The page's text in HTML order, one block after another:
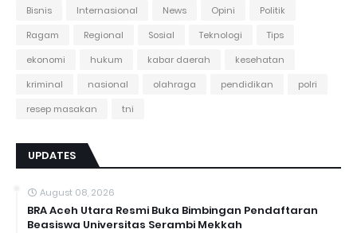
Bisnis Internasional News Opini
Politik
Ragam
Regional Sosial Teknologi
Tips
ekonomi
hukum kabar daerah
kesehatan
kriminal
nasional olahraga pendidikan
polri
resep masakan
tni
UPDATES
August 08, 2026
BRA Aceh Utara Resmi Buka Bimbingan Pendaftaran
Beasiswa Universitas Serambi Mekkah